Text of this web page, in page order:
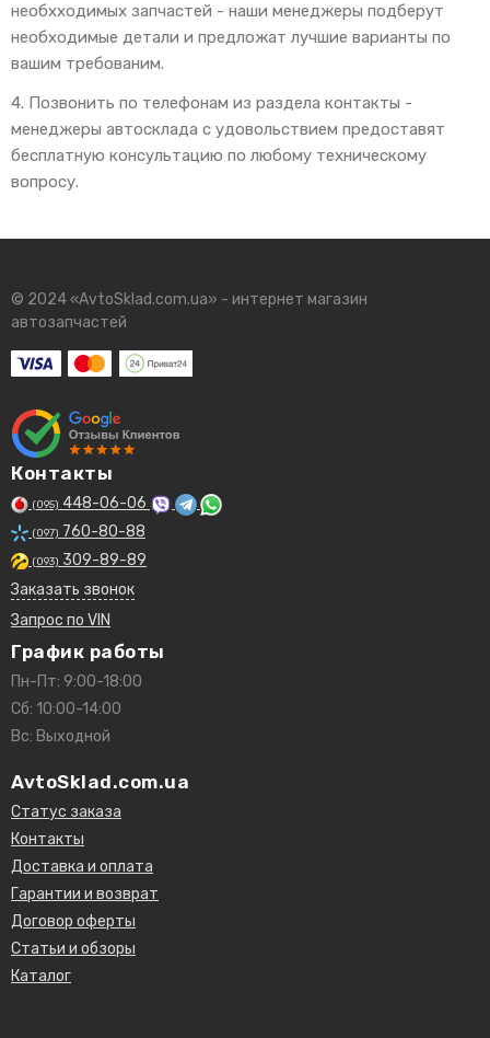
необхходимых запчастей - наши менеджеры подберут
необходимые детали и предложат лучшие варианты по
вашим требованим.
4. Позвонить по телефонам из раздела контакты -
менеджеры автосклада с удовольствием предоставят
бесплатную консультацию по любому техническому
вопросу.
© 2024 «AvtoSklad.com.ua» - интернет магазин
автозапчастей
Контакты
(095) 448-06-06
(097) 760-80-88
(093) 309-89-89
Заказать звонок
Запрос по VIN
График работы
Пн-Пт: 9:00-18:00
Сб: 10:00-14:00
Вс: Выходной
AvtoSklad.com.ua
Статус заказа
Контакты
Доставка и оплата
Гарантии и возврат
Договор оферты
Статьи и обзоры
Каталог